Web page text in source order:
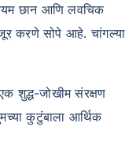
छान आणि लवचिक
करणे सोपे आहे. चांगल्या
शुद्ध-जोखीम संरक्षण
कुटुंबाला आर्थिक